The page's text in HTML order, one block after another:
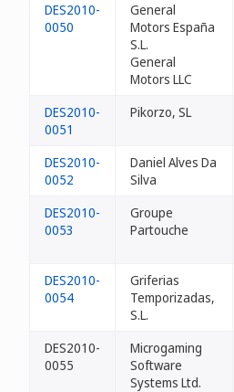
DES2010-
0050
General
Motors España
S.L.
General
Motors LLC
DES2010-
0051
Pikorzo, SL
DES2010-
0052
Daniel Alves Da
Silva
DES2010-
0053
Groupe
Partouche
DES2010-
0054
Griferias
Temporizadas,
S.L.
DES2010-
0055
Microgaming
Software
Systems Ltd.